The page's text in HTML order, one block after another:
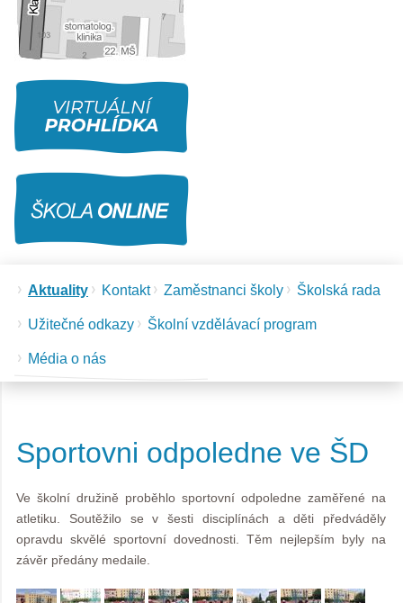
Aktuality Kontakt Zaměstnanci školy Školská rada
Užitečné odkazy Školní vzdělávací program
Média o nás
Sportovni odpoledne ve ŠD
Ve školní družině proběhlo sportovní odpoledne zaměřené na
atletiku. Soutěžilo se v šesti disciplínách a děti předváděly
opravdu skvělé sportovní dovednosti. Těm nejlepším byly na
závěr předány medaile.